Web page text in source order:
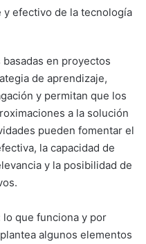
efectivo de la tecnología
en proyectos
de aprendizaje,
y permitan que los
a la solución
pueden fomentar el
la capacidad de
y la posibilidad de
que funciona y por
algunos elementos